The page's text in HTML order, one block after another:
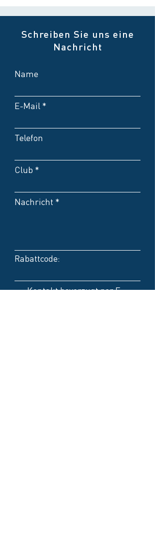
Schreiben Sie uns eine
Nachricht
Name
E-Mail
Telefon
Club
Nachricht
Rabattcode:
Kontakt bevorzugt per E-